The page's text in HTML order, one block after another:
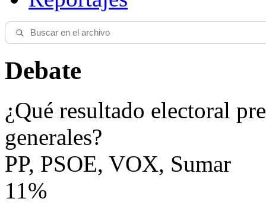
Debate
¿Qué resultado electoral
generales?
PP, PSOE, VOX, Sumar
11%